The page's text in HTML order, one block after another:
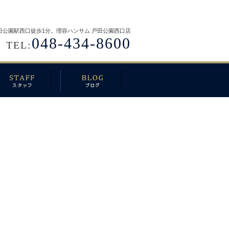
公園駅西口徒歩1分。理容ハンサム 戸田公園西口店
TEL: 048-434-8600